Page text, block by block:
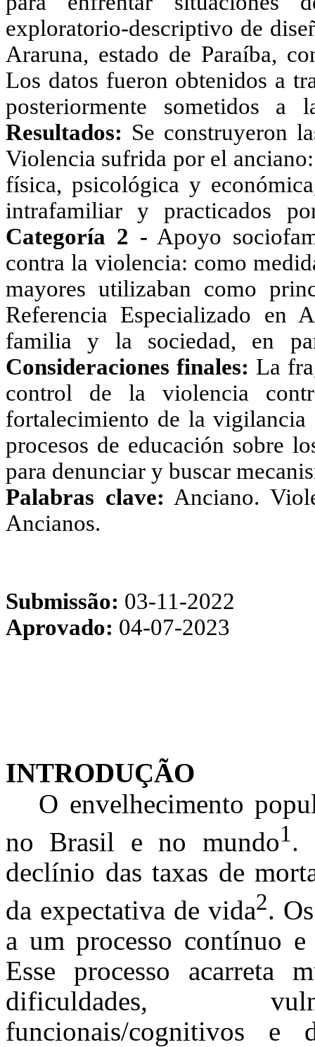
exploratorio-descriptivo de
Araruna, estado de Paraíba,
Los datos fueron obtenidos a
posteriormente sometidos a
Resultados: Se construyeron
Violencia sufrida por el
física, psicológica y
intrafamiliar y practicados
Categoría 2 - Apoyo
contra la violencia: como
mayores utilizaban como
Referencia Especializado en
familia y la sociedad, en
Consideraciones finales: La
control de la violencia
fortalecimiento de la vigilancia
procesos de educación sobre
para denunciar y buscar
Palabras clave: Anciano.
Ancianos.
Submissão: 03-11-2022
Aprovado: 04-07-2023
INTRODUÇÃO
O envelhecimento
no Brasil e no mundo1.
declínio das taxas de
da expectativa de vida2.
a um processo contínuo
Esse processo acarreta
dificuldades,
funcionais/cognitivos e